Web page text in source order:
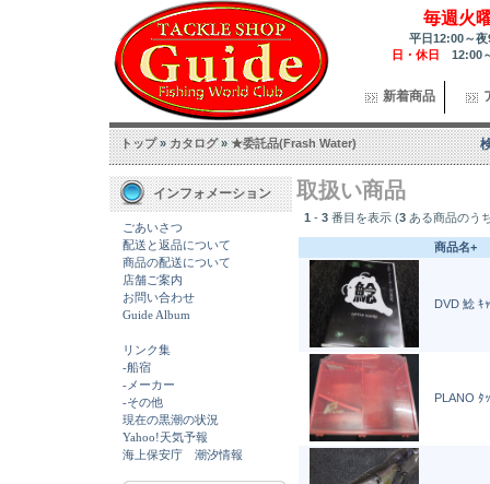
毎週火
平日12:00～
日・休日 12:00
新着商品
トップ»カタログ»★委託品(Frash Water)
インフォメーション
ごあいさつ
配送と返品について
商品の配送について
店舗ご案内
お問い合わせ
Guide Album
リンク集
-船宿
-メーカー
-その他
現在の黒潮の状況
Yahoo!天気予報
海上保安庁 潮汐情報
取扱い商品
1 - 3 番目を表示 (3 ある商品のう
商品名+
DVD 鯰 ｷ
PLANO ﾀ